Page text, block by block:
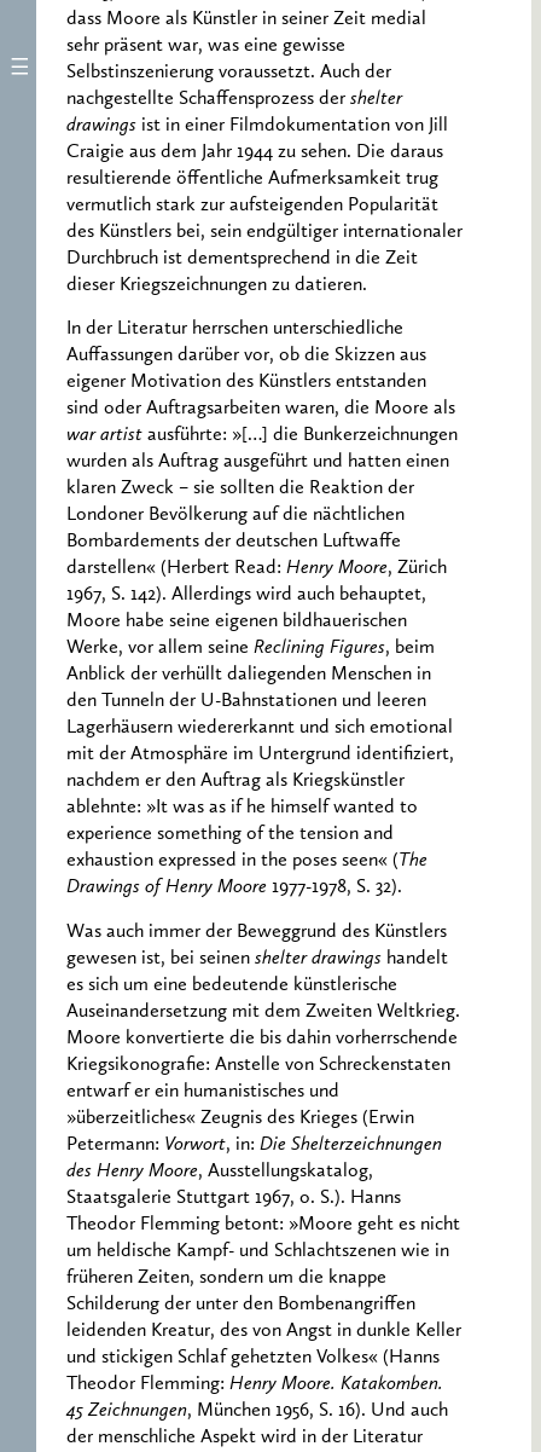
dass Moore als Künstler in seiner Zeit medial
sehr präsent war, was eine gewisse
Selbstinszenierung voraussetzt. Auch der
nachgestellte Schaffensprozess der shelter
drawings ist in einer Filmdokumentation von Jill
Craigie aus dem Jahr 1944 zu sehen. Die daraus
resultierende öffentliche Aufmerksamkeit trug
vermutlich stark zur aufsteigenden Popularität
des Künstlers bei, sein endgültiger internationaler
Durchbruch ist dementsprechend in die Zeit
dieser Kriegszeichnungen zu datieren.
In der Literatur herrschen unterschiedliche
Auffassungen darüber vor, ob die Skizzen aus
eigener Motivation des Künstlers entstanden
sind oder Auftragsarbeiten waren, die Moore als
war artist ausführte: »[…] die Bunkerzeichnungen
wurden als Auftrag ausgeführt und hatten einen
klaren Zweck – sie sollten die Reaktion der
Londoner Bevölkerung auf die nächtlichen
Bombardements der deutschen Luftwaffe
darstellen« (Herbert Read: Henry Moore, Zürich
1967, S. 142). Allerdings wird auch behauptet,
Moore habe seine eigenen bildhauerischen
Werke, vor allem seine Reclining Figures, beim
Anblick der verhüllt daliegenden Menschen in
den Tunneln der U-Bahnstationen und leeren
Lagerhäusern wiedererkannt und sich emotional
mit der Atmosphäre im Untergrund identifiziert,
nachdem er den Auftrag als Kriegskünstler
ablehnte: »It was as if he himself wanted to
experience something of the tension and
exhaustion expressed in the poses seen« ( The
Drawings of Henry Moore 1977-1978, S. 32).
Was auch immer der Beweggrund des Künstlers
gewesen ist, bei seinen shelter drawings handelt
es sich um eine bedeutende künstlerische
Auseinandersetzung mit dem Zweiten Weltkrieg.
Moore konvertierte die bis dahin vorherrschende
Kriegsikonografie: Anstelle von Schreckenstaten
entwarf er ein humanistisches und
»überzeitliches« Zeugnis des Krieges (Erwin
Petermann: Vorwort, in: Die Shelterzeichnungen
des Henry Moore, Ausstellungskatalog,
Staatsgalerie Stuttgart 1967, o. S.). Hanns
Theodor Flemming betont: »Moore geht es nicht
um heldische Kampf- und Schlachtszenen wie in
früheren Zeiten, sondern um die knappe
Schilderung der unter den Bombenangriffen
leidenden Kreatur, des von Angst in dunkle Keller
und stickigen Schlaf gehetzten Volkes« (Hanns
Theodor Flemming: Henry Moore. Katakomben.
45 Zeichnungen, München 1956, S. 16). Und auch
der menschliche Aspekt wird in der Literatur